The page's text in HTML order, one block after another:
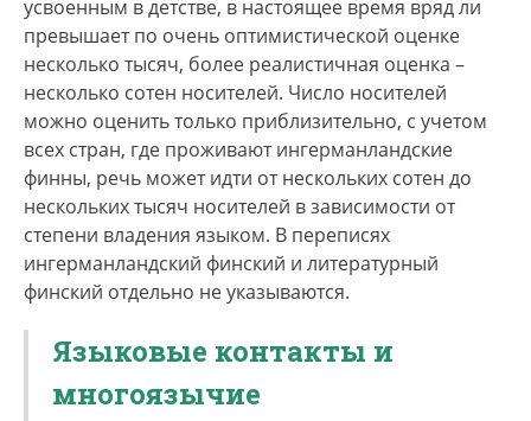
усвоенным в детстве, в настоящее время вряд ли
превышает по очень оптимистической оценке
несколько тысяч, более реалистичная оценка –
несколько сотен носителей. Число носителей
можно оценить только приблизительно, с учетом
всех стран, где проживают ингерманландские
финны, речь может идти от нескольких сотен до
нескольких тысяч носителей в зависимости от
степени владения языком. В переписях
ингерманландский финский и литературный
финский отдельно не указываются.
Языковые контакты и
многоязычие